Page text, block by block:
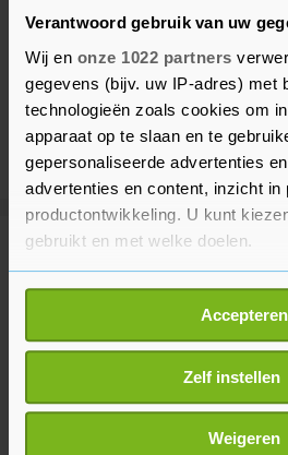
Verantwoord gebruik van uw
Wij en onze 1022 partners
gegevens (bijv. uw IP-adres) met
technologieën zoals cookies om
apparaat op te slaan en te
gepersonaliseerde advertenties
advertenties en content, inzicht in
productontwikkeling. U kunt
gebruikt en met welke doelen.
Als u het toestaat, willen we ook
Informatie verzamelen
locatie, die tot een paar
Uw apparaat identificeren
scannen op specifieke
Lees meer over hoe uw
Accepteren
Zelf instellen
Weigeren
Meer uit Binnenland
Duizenden mensen lopen
Amsterdam tijdens
6 uur geleden